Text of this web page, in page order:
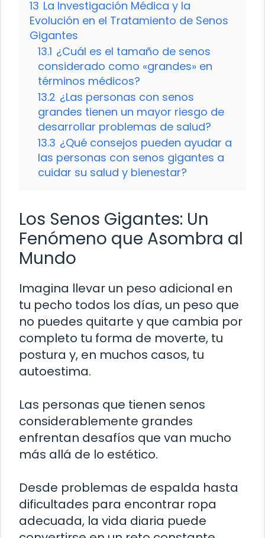
13 La Investigación Médica y la
Evolución en el Tratamiento de Senos
Gigantes
13.1 ¿Cuál es el tamaño de senos
considerado como «grandes» en
términos médicos?
13.2 ¿Las personas con senos
grandes tienen un mayor riesgo de
desarrollar problemas de salud?
13.3 ¿Qué consejos pueden ayudar a
las personas con senos gigantes a
cuidar su salud y bienestar?
Los Senos Gigantes: Un
Fenómeno que Asombra al
Mundo
Imagina llevar un peso adicional en
tu pecho todos los días, un peso que
no puedes quitarte y que cambia por
completo tu forma de moverte, tu
postura y, en muchos casos, tu
autoestima.
Las personas que tienen senos
considerablemente grandes
enfrentan desafíos que van mucho
más allá de lo estético.
Desde problemas de espalda hasta
dificultades para encontrar ropa
adecuada, la vida diaria puede